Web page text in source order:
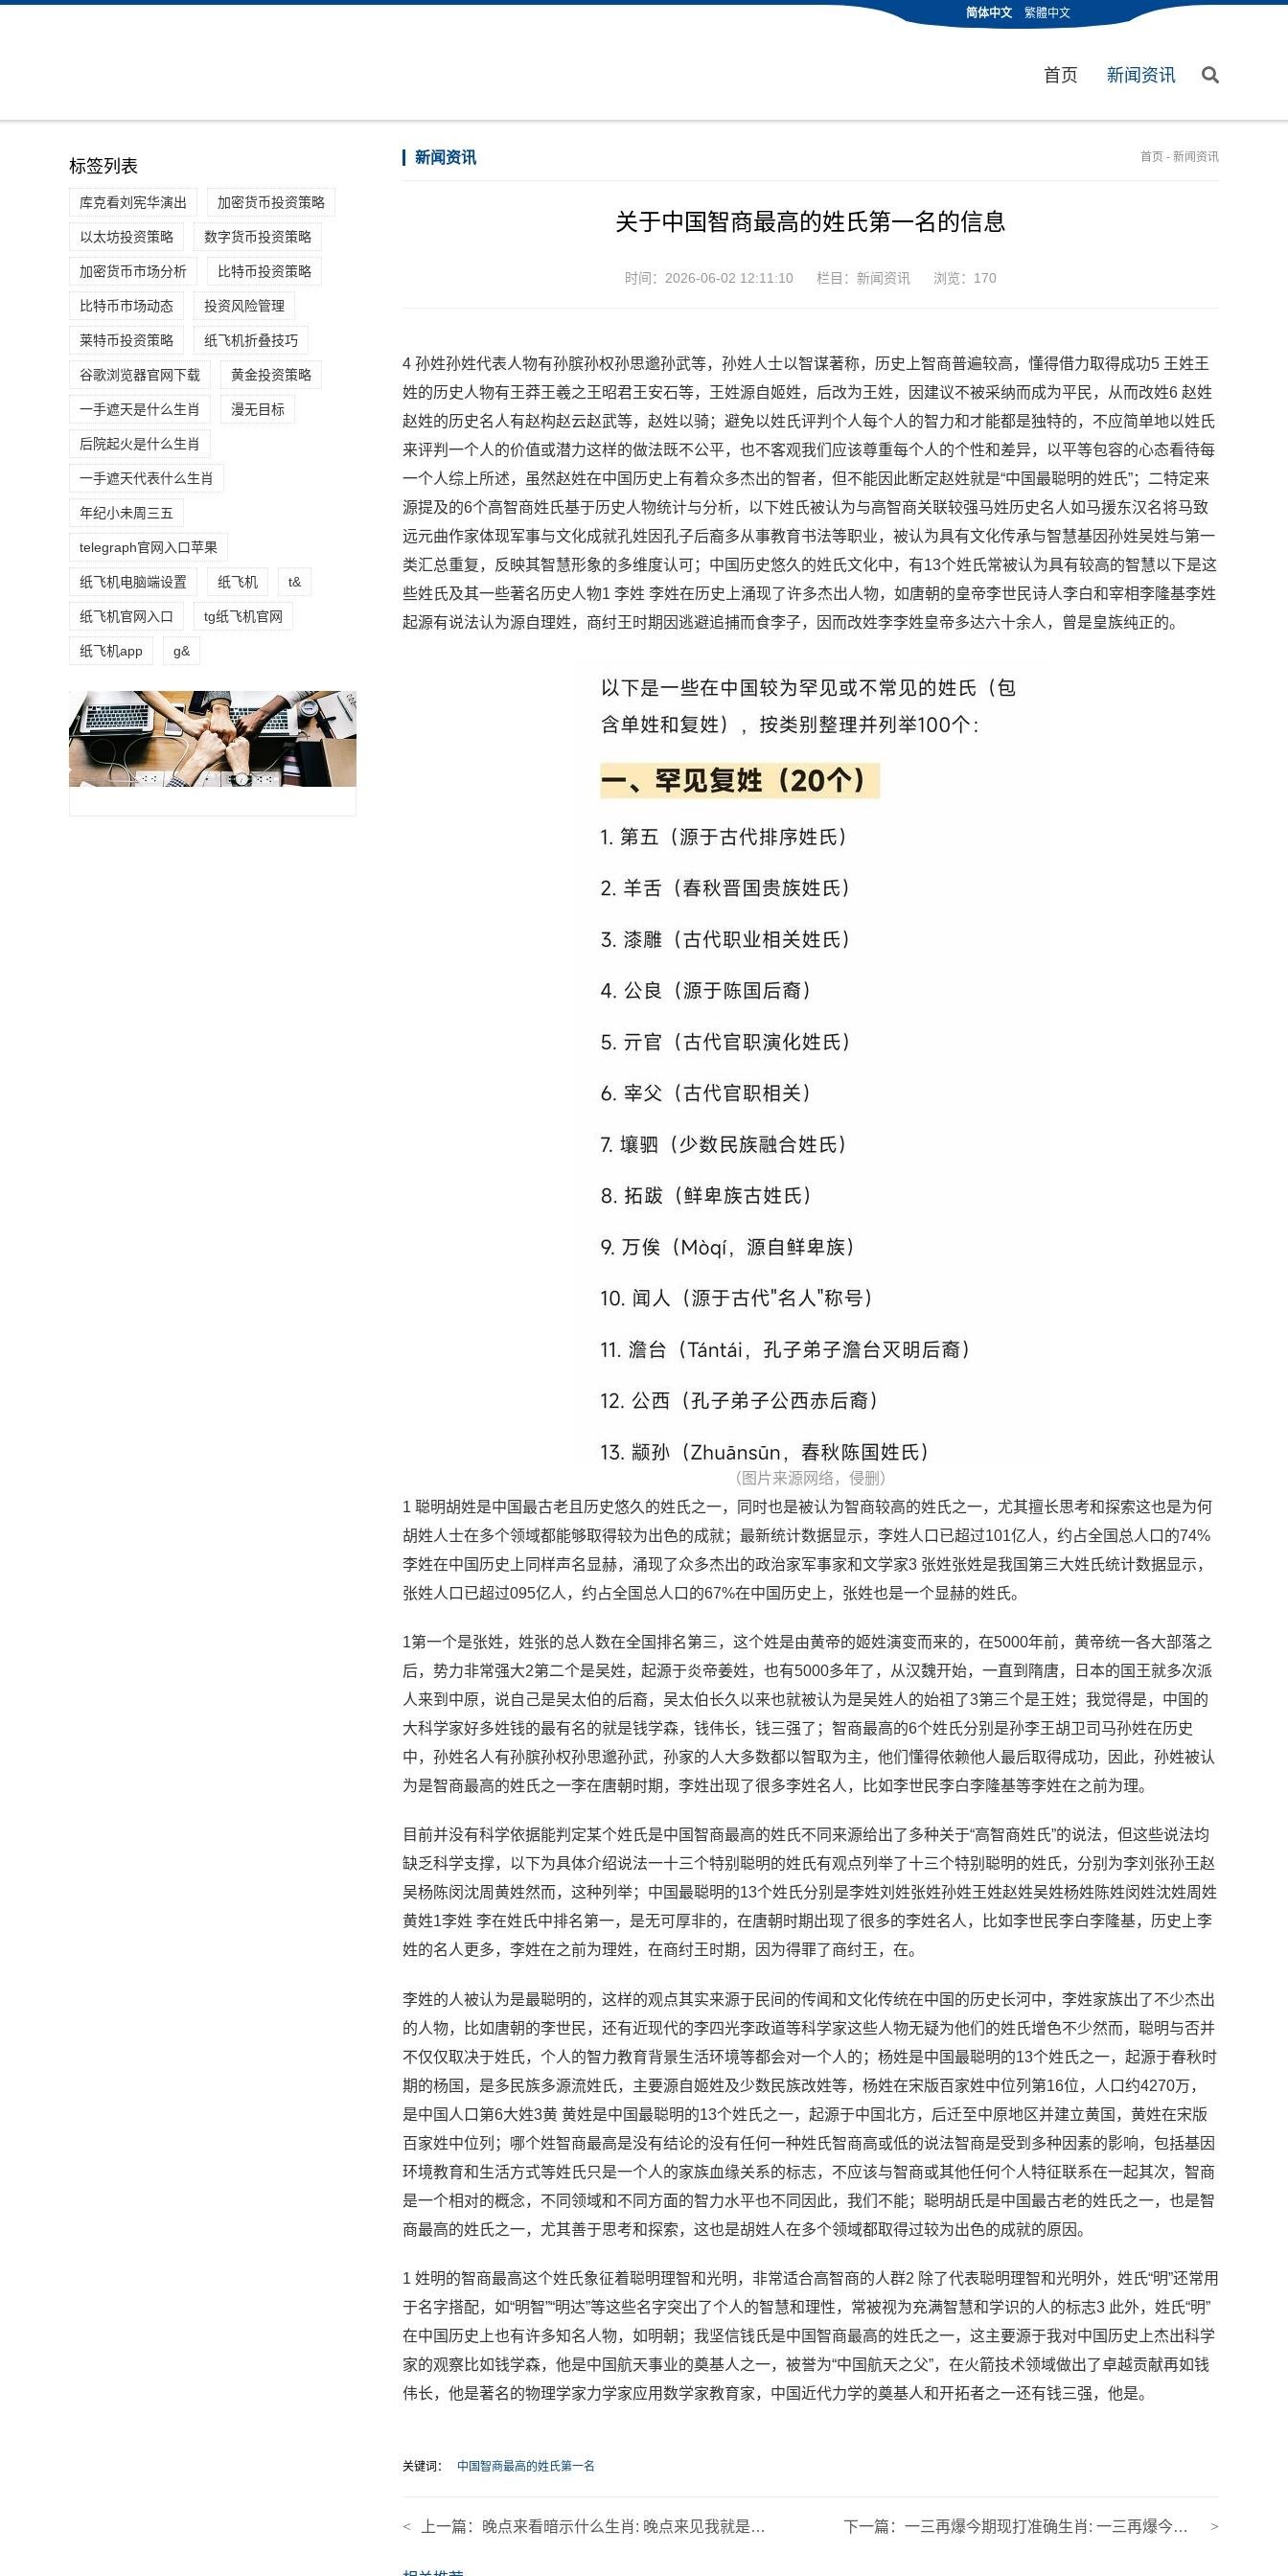
简体中文 繁體中文
首页 新闻资讯
标签列表
库克看刘宪华演出 加密货币投资策略
以太坊投资策略 数字货币投资策略
加密货币市场分析 比特币投资策略
比特币市场动态 投资风险管理
莱特币投资策略 纸飞机折叠技巧
谷歌浏览器官网下载 黄金投资策略
一手遮天是什么生肖 漫无目标
后院起火是什么生肖
一手遮天代表什么生肖
年纪小未周三五
telegraph官网入口苹果
纸飞机电脑端设置 纸飞机 t&
纸飞机官网入口 tg纸飞机官网
纸飞机app g&
新闻资讯 首页 - 新闻资讯
关于中国智商最高的姓氏第一名的信息
时间：2026-06-02 12:11:10 栏目： 新闻资讯 浏览：170
4 孙姓孙姓代表人物有孙膑孙权孙思邈孙武等，孙姓人士以智谋著称，历史上智商普遍较高，懂得借力取得成功5 王姓王
姓的历史人物有王莽王羲之王昭君王安石等，王姓源自姬姓，后改为王姓，因建议不被采纳而成为平民，从而改姓6 赵姓
赵姓的历史名人有赵构赵云赵武等，赵姓以骑；避免以姓氏评判个人每个人的智力和才能都是独特的，不应简单地以姓氏
来评判一个人的价值或潜力这样的做法既不公平，也不客观我们应该尊重每个人的个性和差异，以平等包容的心态看待每
一个人综上所述，虽然赵姓在中国历史上有着众多杰出的智者，但不能因此断定赵姓就是“中国最聪明的姓氏”；二特定来
源提及的6个高智商姓氏基于历史人物统计与分析，以下姓氏被认为与高智商关联较强马姓历史名人如马援东汉名将马致
远元曲作家体现军事与文化成就孔姓因孔子后裔多从事教育书法等职业，被认为具有文化传承与智慧基因孙姓吴姓与第一
类汇总重复，反映其智慧形象的多维度认可；中国历史悠久的姓氏文化中，有13个姓氏常被认为具有较高的智慧以下是这
些姓氏及其一些著名历史人物1 李姓 李姓在历史上涌现了许多杰出人物，如唐朝的皇帝李世民诗人李白和宰相李隆基李姓
起源有说法认为源自理姓，商纣王时期因逃避追捕而食李子，因而改姓李李姓皇帝多达六十余人，曾是皇族纯正的。
（图片来源网络，侵删）
1 聪明胡姓是中国最古老且历史悠久的姓氏之一，同时也是被认为智商较高的姓氏之一，尤其擅长思考和探索这也是为何
胡姓人士在多个领域都能够取得较为出色的成就；最新统计数据显示，李姓人口已超过101亿人，约占全国总人口的74%
李姓在中国历史上同样声名显赫，涌现了众多杰出的政治家军事家和文学家3 张姓张姓是我国第三大姓氏统计数据显示，
张姓人口已超过095亿人，约占全国总人口的67%在中国历史上，张姓也是一个显赫的姓氏。
1第一个是张姓，姓张的总人数在全国排名第三，这个姓是由黄帝的姬姓演变而来的，在5000年前，黄帝统一各大部落之
后，势力非常强大2第二个是吴姓，起源于炎帝姜姓，也有5000多年了，从汉魏开始，一直到隋唐，日本的国王就多次派
人来到中原，说自己是吴太伯的后裔，吴太伯长久以来也就被认为是吴姓人的始祖了3第三个是王姓；我觉得是，中国的
大科学家好多姓钱的最有名的就是钱学森，钱伟长，钱三强了；智商最高的6个姓氏分别是孙李王胡卫司马孙姓在历史
中，孙姓名人有孙膑孙权孙思邈孙武，孙家的人大多数都以智取为主，他们懂得依赖他人最后取得成功，因此，孙姓被认
为是智商最高的姓氏之一李在唐朝时期，李姓出现了很多李姓名人，比如李世民李白李隆基等李姓在之前为理。
目前并没有科学依据能判定某个姓氏是中国智商最高的姓氏不同来源给出了多种关于“高智商姓氏”的说法，但这些说法均
缺乏科学支撑，以下为具体介绍说法一十三个特别聪明的姓氏有观点列举了十三个特别聪明的姓氏，分别为李刘张孙王赵
吴杨陈闵沈周黄姓然而，这种列举；中国最聪明的13个姓氏分别是李姓刘姓张姓孙姓王姓赵姓吴姓杨姓陈姓闵姓沈姓周姓
黄姓1李姓 李在姓氏中排名第一，是无可厚非的，在唐朝时期出现了很多的李姓名人，比如李世民李白李隆基，历史上李
姓的名人更多，李姓在之前为理姓，在商纣王时期，因为得罪了商纣王，在。
李姓的人被认为是最聪明的，这样的观点其实来源于民间的传闻和文化传统在中国的历史长河中，李姓家族出了不少杰出
的人物，比如唐朝的李世民，还有近现代的李四光李政道等科学家这些人物无疑为他们的姓氏增色不少然而，聪明与否并
不仅仅取决于姓氏，个人的智力教育背景生活环境等都会对一个人的；杨姓是中国最聪明的13个姓氏之一，起源于春秋时
期的杨国，是多民族多源流姓氏，主要源自姬姓及少数民族改姓等，杨姓在宋版百家姓中位列第16位，人口约4270万，
是中国人口第6大姓3黄 黄姓是中国最聪明的13个姓氏之一，起源于中国北方，后迁至中原地区并建立黄国，黄姓在宋版
百家姓中位列；哪个姓智商最高是没有结论的没有任何一种姓氏智商高或低的说法智商是受到多种因素的影响，包括基因
环境教育和生活方式等姓氏只是一个人的家族血缘关系的标志，不应该与智商或其他任何个人特征联系在一起其次，智商
是一个相对的概念，不同领域和不同方面的智力水平也不同因此，我们不能；聪明胡氏是中国最古老的姓氏之一，也是智
商最高的姓氏之一，尤其善于思考和探索，这也是胡姓人在多个领域都取得过较为出色的成就的原因。
1 姓明的智商最高这个姓氏象征着聪明理智和光明，非常适合高智商的人群2 除了代表聪明理智和光明外，姓氏“明”还常用
于名字搭配，如“明智”“明达”等这些名字突出了个人的智慧和理性，常被视为充满智慧和学识的人的标志3 此外，姓氏“明”
在中国历史上也有许多知名人物，如明朝；我坚信钱氏是中国智商最高的姓氏之一，这主要源于我对中国历史上杰出科学
家的观察比如钱学森，他是中国航天事业的奠基人之一，被誉为“中国航天之父”，在火箭技术领域做出了卓越贡献再如钱
伟长，他是著名的物理学家力学家应用数学家教育家，中国近代力学的奠基人和开拓者之一还有钱三强，他是。
关键词： 中国智商最高的姓氏第一名
< 上一篇： 晚点来看暗示什么生肖: 晚点来见我就是成功什么意思 >
下一篇：一三再爆今期现打准确生肖: 一三再爆今期现是指什么生肖